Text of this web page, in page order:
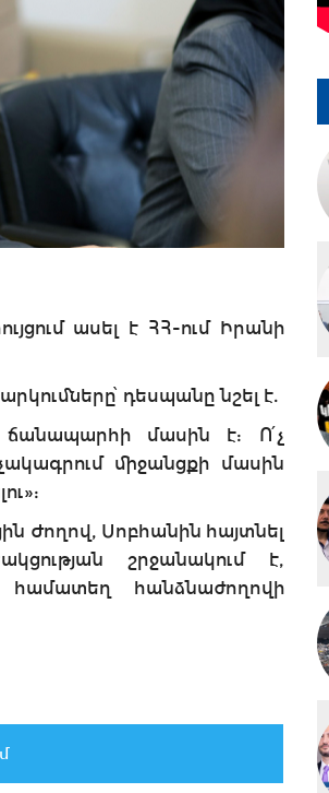
ասել է ՀՀ-ում Իրանի
դեսպանը նշել է.
ճանապարհի մասին է: Ո՛չ
միջանցքի մասին
Ժողով, Սոբհանին հայտնել
շրջանակում է,
հանձնաժողովի